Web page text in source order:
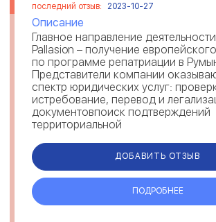
последний отзыв: 2023-10-27
Описание
Главное направление
Pallasion – получение
по программе репатриации в
Представители компании
спектр юридических услуг:
истребование, перевод и
документовпоиск подтверждений
территориальной
и организация п...
ДОБАВИТЬ ОТЗЫВ
ПОДРОБНЕЕ